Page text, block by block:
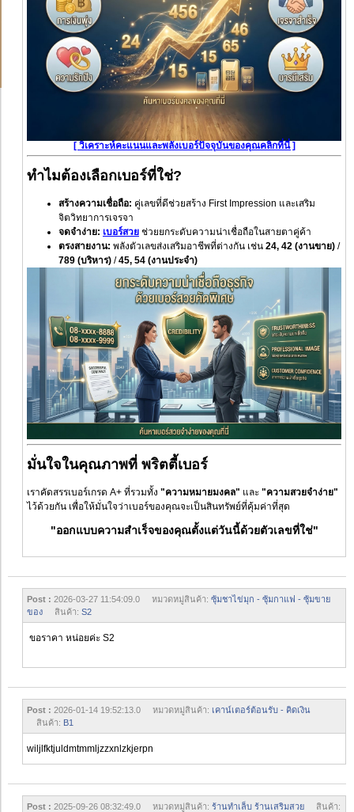
[ วิเคราะห์คะแนนและพลังเบอร์ปัจจุบันของคุณคลิกที่นี่ ]
ทำไมต้องเลือกเบอร์ที่ใช่?
สร้างความเชื่อถือ: คู่เลขที่ดีช่วยสร้าง First Impression และเสริม
จิตวิทยาการเจรจา
จดจำง่าย: เบอร์สวย ช่วยยกระดับความน่าเชื่อถือในสายตาคู่ค้า
ตรงสายงาน: พลังตัวเลขส่งเสริมอาชีพที่ต่างกัน เช่น 24, 42 (งานขาย) /
789 (บริหาร) /45, 54 (งานประจำ)
มั่นใจในคุณภาพที่ พริตตี้เบอร์
เราคัดสรรเบอร์เกรด A+ ที่รวมทั้ง "ความหมายมงคล" และ "ความสวยจำง่าย"
ไว้ด้วยกัน เพื่อให้มั่นใจว่าเบอร์ของคุณจะเป็นสินทรัพย์ที่คุ้มค่าที่สุด
"ออกแบบความสำเร็จของคุณตั้งแต่วันนี้ด้วยตัวเลขที่ใช่"
Post : 2026-03-27 11:54:09.0 หมวดหมู่สินค้า: ซุ้มชาไข่มุก - ซุ้มกาแฟ - ซุ้มขาย
ของ สินค้า: S2
ขอราคา หน่อยค่ะ S2
Post : 2026-01-14 19:52:13.0 หมวดหมู่สินค้า: เคาน์เตอร์ต้อนรับ - คิดเงิน
สินค้า: B1
wiljlfktjuldmtmmljzzxnlzkjerpn
Post : 2025-09-26 08:32:49.0 หมวดหมู่สินค้า: ร้านทำเล็บ ร้านเสริมสวย สินค้า: